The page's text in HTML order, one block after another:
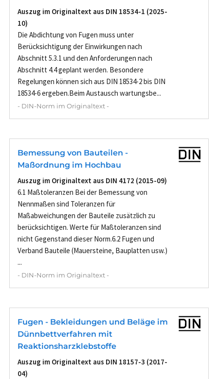
Auszug im Originaltext aus DIN 18534-1 (2025-
10)
Die Abdichtung von Fugen muss unter
Berücksichtigung der Einwirkungen nach
Abschnitt 5.3.1 und den Anforderungen nach
Abschnitt 4.4 geplant werden. Besondere
Regelungen können sich aus DIN 18534-2 bis DIN
18534-6 ergeben.Beim Austausch wartungsbe...
- DIN-Norm im Originaltext -
Bemessung von Bauteilen -
Maßordnung im Hochbau
Auszug im Originaltext aus DIN 4172 (2015-09)
6.1 Maßtoleranzen Bei der Bemessung von
Nennmaßen sind Toleranzen für
Maßabweichungen der Bauteile zusätzlich zu
berücksichtigen. Werte für Maßtoleranzen sind
nicht Gegenstand dieser Norm.6.2 Fugen und
Verband Bauteile (Mauersteine, Bauplatten usw.)
...
- DIN-Norm im Originaltext -
Fugen - Bekleidungen und Beläge im
Dünnbettverfahren mit
Reaktionsharzklebstoffe
Auszug im Originaltext aus DIN 18157-3 (2017-
04)